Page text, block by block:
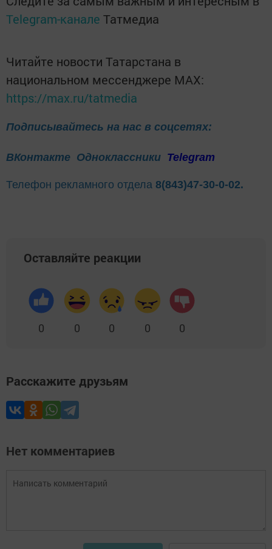
Telegram-канале Татмедиа
Читайте новости Татарстана в
национальном мессенджере MАХ:
https://max.ru/tatmedia
Подписывайтесь на нас в соцсетях:
ВКонтакте Одноклассники Telegram
Телефон рекламного отдела 8(843)47-30-0-02.
Оставляйте реакции
0 0 0 0 0
Расскажите друзьям
Нет комментариев